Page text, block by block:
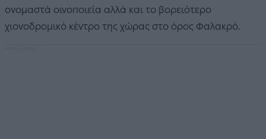
ονομαστά οινοποιεία αλλά και το βορειότερο
χιονοδρομικό κέντρο της χώρας στο όρος Φαλακρό.